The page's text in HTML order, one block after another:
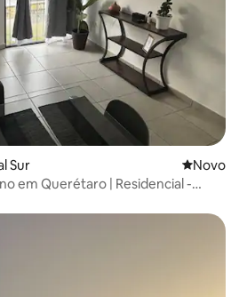
Sur Novo
Novo
em Querétaro | Residencial -